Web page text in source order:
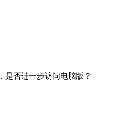
是否进一步访问电脑版？